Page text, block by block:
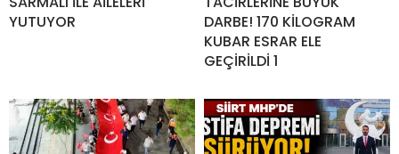
YUTUYOR
DARBE! 170 KİLOGRAM
KUBAR ESRAR ELE
GEÇİRİLDİ 1